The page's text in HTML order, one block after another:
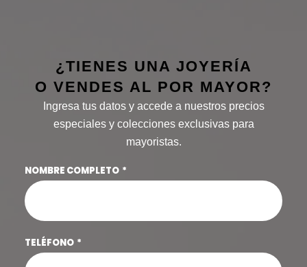
¿TIENES UNA JOYERÍA
O VENDES AL POR MAYOR?
Ingresa tus datos y accede a nuestros precios
especiales y colecciones exclusivas para
mayoristas.
NOMBRE COMPLETO
TELÉFONO